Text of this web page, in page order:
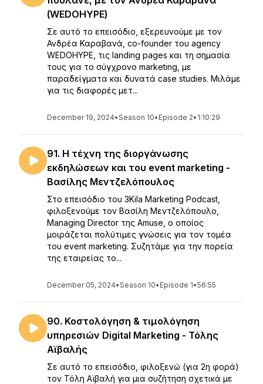
(WEDOHYPE)
Σε αυτό το επεισόδιο, εξερευνούμε με τον
Ανδρέα Καραβανά, co-founder του agency
WEDOHYPE, τις landing pages και τη σημασία
τους για το σύγχρονο marketing, με
παραδείγματα και δυνατά case studies. Μιλάμε
για τις διαφορές μετ...
December 19, 2024•Season 10• Episode 2• 1:10:29
91. Η τέχνη της διοργάνωσης
εκδηλώσεων και του event marketing -
Βασίλης Μεντζελόπουλος
Στο επεισόδιο του 3Kila Marketing Podcast,
φιλοξενούμε τον Βασίλη Μεντζελόπουλο,
Managing Director της Amuse, ο οποίος
μοιράζεται πολύτιμες γνώσεις για τον τομέα
του event marketing. Συζητάμε για την πορεία
της εταιρείας το...
December 05, 2024•Season 10• Episode 1•56:55
90. Κοστολόγηση & τιμολόγηση
υπηρεσιών Digital Marketing - Τόλης
Αϊβαλής
Σε αυτό το επεισόδιο, φιλοξενώ (για 2η φορά)
τον Τόλη Αϊβαλή για μια συζήτηση σχετικά με